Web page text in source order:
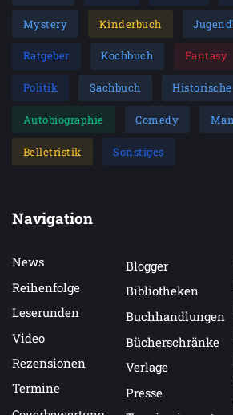
Mystery Kinderbuch
Ratgeber Kochbuch Fantasy
Politik Sachbuch
Autobiographie Comedy
Belletristik Sonstiges
Navigation
News
Reihenfolge
Leserunden
Video
Rezensionen
Termine
Blogger
Bibliotheken
Buchhandlungen
Bücherschränke
Verlage
Presse